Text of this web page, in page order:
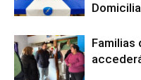
Familias